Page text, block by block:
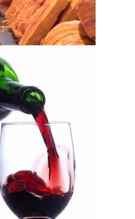
Productos horneados